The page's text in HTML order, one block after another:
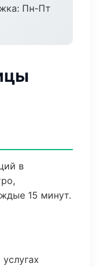
Пн-Пт
в
15 минут.